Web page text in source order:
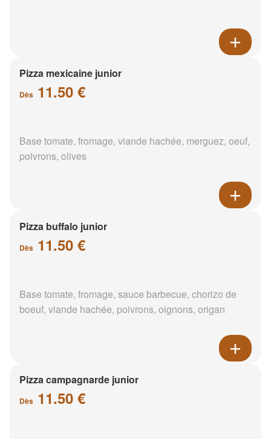
Pizza mexicaine junior
Dès 11.50 €
Base tomate, fromage, viande hachée, merguez, oeuf,
poivrons, olives
Pizza buffalo junior
Dès 11.50 €
Base tomate, fromage, sauce barbecue, chorizo de
boeuf, viande hachée, poivrons, oignons, origan
Pizza campagnarde junior
Dès 11.50 €